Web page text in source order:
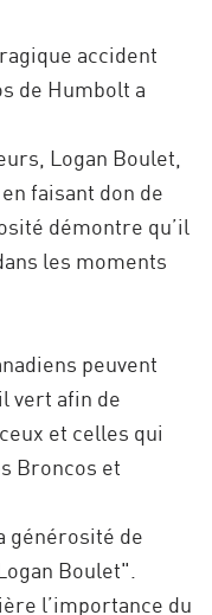
accident
de Humbolt a
Logan Boulet,
faisant don de
démontre qu’il
les moments
peuvent
vert afin de
et celles qui
Broncos et
générosité de
Boulet".
l’importance du